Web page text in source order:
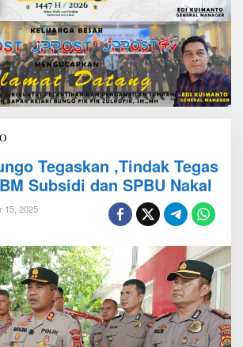
p
o
l
r
B
u
n
g
o
T
e
Tegaskan ,Tindak Tegas
Subsidi dan SPBU Nakal
15, 2025